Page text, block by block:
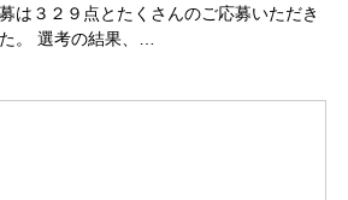
は３２９点とたくさんのご応募いただき
。 選考の結果、…